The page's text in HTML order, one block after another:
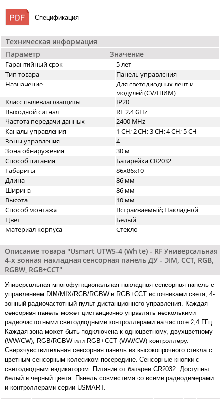
Техническая информация
Параметр
Значение
Гарантийный срок
5 лет
Тип товара
Панель управления
Назначение
Для светодиодных лент и
модулей (CV/ШИМ)
Класс пылевлагозащиты
IP20
Выходной сигнал
RF 2,4 GHz
Частота передачи данных
2400 MHz
Каналы управления
1 CH; 2 CH; 3 CH; 4 CH; 5 CH
Зоны управления
4
Зона обнаружения
30 м
Способ питания
Батарейка CR2032
Габариты
86х86x10
Длина
86 мм
Ширина
86 мм
Высота
10 мм
Способ монтажа
Встраиваемый; Накладной
Цвет
Белый
Материал корпуса
Стекло
Спецификация
Описание товара "Usmart UTW5-4 (White) - RF Универсальная
4-х зонная накладная сенсорная панель ДУ - DIM, CCT, RGB,
RGBW, RGB+CCT"
Универсальная многофункциональная накладная сенсорная панель с
управлением DIM/MIX/RGB/RGBW и RGB+CCT источниками света, 4-
зонный радиочастотный пульт дистанционного управления. Каждая
сенсорная панель может дистанционно управлять несколькими
радиочастотными светодиодными контроллерами на частоте 2,4 ГГц.
Каждая зона может быть подключена к одноцветному, двухцветному
(WW/CW), RGB/RGBW или RGB+CCT (WW/CW) контроллеру.
Сверхчувствительная сенсорная панель из высокопрочного стекла с
цветным сенсорным колесиком посередине. Сенсорные кнопки с
светодиодным индикатором. Питание от батареи CR2032. Доступны
белый и черный цвета. Панель совместима со всеми радиодимерами
и контроллерами серии USMART.